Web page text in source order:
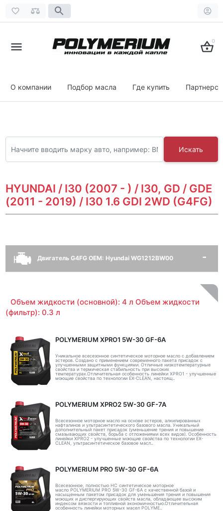
0
О компании Подбор масла Где купить
Искать
HYUNDAI / I30 (2007 - ) / I30, GD / GDE
(2011 - 2019) / I30 1.6 GDI 2WD (G4FG)
Двигатель G4FG OEM: Hyundai WG1212BW00
Объем жидкости (основной): 4 л Объем жидкости
(фильтр): 0.3 л
POLYMERIUM XPRO1 5W-30 GF-6A
Уникальное всесезонное синтетическое моторное масло с добавлением
эстеров. Создано с применением современного пакета присадок с
улучшенными защитными функциями. Отличные низкотемпературные
свойства и термическая стабильность при высоких
температурах.Отличительная особенность линейки XPRO1 - улучшенные
моющие свойства по технологии EX-CLEAN, настоящ..
POLYMERIUM XPRO2 5W-30 GF-7A
Всесезонное моторное масло на основе эстеров, алкилированных
нафталинов и ультрасинтетического базового масла. Уникальный
дополнительный пакет присадок (уменьшение трения и повышение
смазывающих свойств, борьба с отложениями всех видов). Особенность
линейки XPRO2 - улучшенные моющие свойства по технологии EX-
CLEAN, ультрасинтетическое базовое масл..
POLYMERIUM PRO 5W-30 GF-6A
Всесезонное, полностью HC синтетическое моторное
масло POLYMERIUM PRO 5W-30 GF-6A с качественной базой и
насыщенным пакетом присадок для уменьшения трения и повышения
моющих и диспергирующих свойств масла, обладающее высоким
индексом вязкости и топливной экономичностью.Отличительная
особенность линейки моторных масел POLYME..